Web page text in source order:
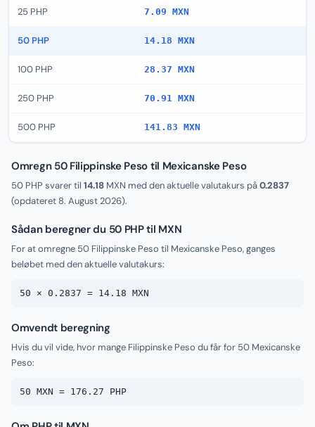
25 PHP 7.09 MXN
50 PHP 14.18 MXN
100 PHP 28.37 MXN
250 PHP 70.91 MXN
500 PHP 141.83 MXN
Omregn 50 Filippinske Peso til Mexicanske Peso
50 PHP svarer til 14.18 MXN med den aktuelle valutakurs på0.2837
(opdateret 8. August 2026).
Sådan beregner du 50 PHP til MXN
For at omregne 50 Filippinske Peso til Mexicanske Peso, ganges
beløbet med den aktuelle valutakurs:
50 × 0.2837 = 14.18 MXN
Omvendt beregning
Hvis du vil vide, hvor mange Filippinske Peso du får for 50 Mexicanske
Peso:
50 MXN = 176.27 PHP